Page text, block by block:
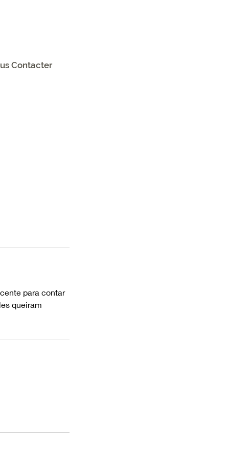
Contacter
para contar
queiram